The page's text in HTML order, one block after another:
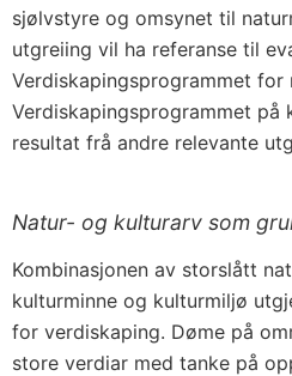
sjølvstyre og omsynet til
utgreiing vil ha referanse til
Verdiskapingsprogrammet for
Verdiskapingsprogrammet på
resultat frå andre relevante
Natur- og kulturarv som
Kombinasjonen av storslått
kulturminne og kulturmiljø
for verdiskaping. Døme på
store verdiar med tanke på